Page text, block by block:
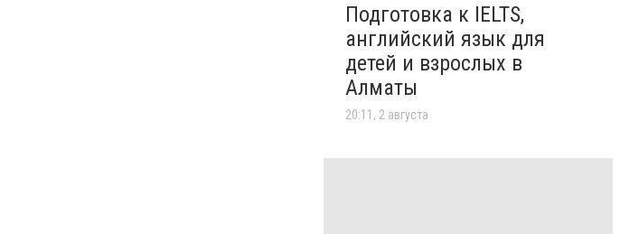
Подготовка к IELTS,
английский язык для
детей и взрослых в
Алматы
20:11, 2 августа